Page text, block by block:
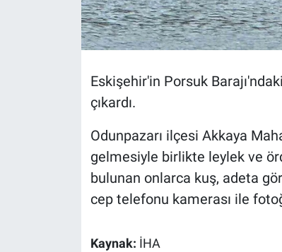
Eskişehir'in Porsuk
çıkardı.
Odunpazarı ilçesi Akkaya
gelmesiyle birlikte leylek ve
bulunan onlarca kuş, adeta
cep telefonu kamerası ile
Kaynak: İHA
Magazin